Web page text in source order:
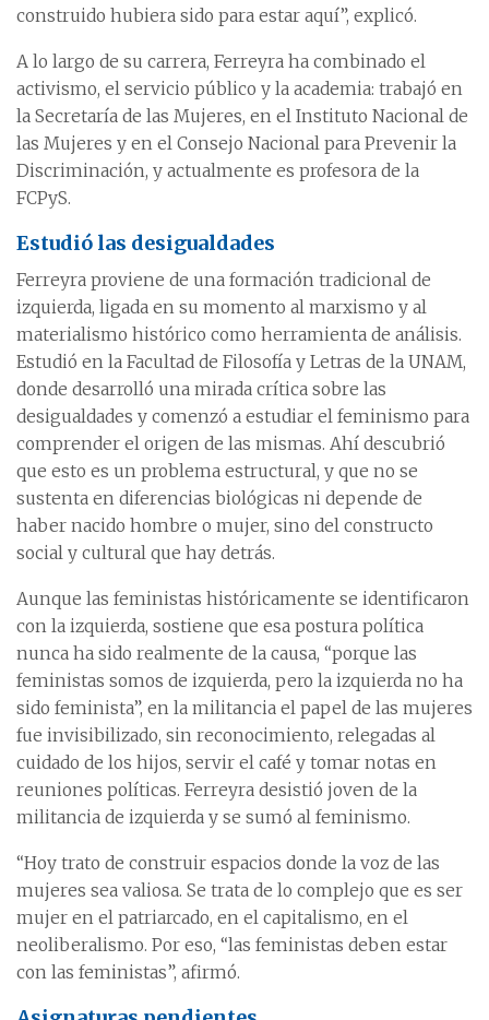
construido hubiera sido para estar aquí”, explicó.
A lo largo de su carrera, Ferreyra ha combinado el
activismo, el servicio público y la academia: trabajó en
la Secretaría de las Mujeres, en el Instituto Nacional de
las Mujeres y en el Consejo Nacional para Prevenir la
Discriminación, y actualmente es profesora de la
FCPyS.
Estudió las desigualdades
Ferreyra proviene de una formación tradicional de
izquierda, ligada en su momento al marxismo y al
materialismo histórico como herramienta de análisis.
Estudió en la Facultad de Filosofía y Letras de la UNAM,
donde desarrolló una mirada crítica sobre las
desigualdades y comenzó a estudiar el feminismo para
comprender el origen de las mismas. Ahí descubrió
que esto es un problema estructural, y que no se
sustenta en diferencias biológicas ni depende de
haber nacido hombre o mujer, sino del constructo
social y cultural que hay detrás.
Aunque las feministas históricamente se identificaron
con la izquierda, sostiene que esa postura política
nunca ha sido realmente de la causa, “porque las
feministas somos de izquierda, pero la izquierda no ha
sido feminista”, en la militancia el papel de las mujeres
fue invisibilizado, sin reconocimiento, relegadas al
cuidado de los hijos, servir el café y tomar notas en
reuniones políticas. Ferreyra desistió joven de la
militancia de izquierda y se sumó al feminismo.
“Hoy trato de construir espacios donde la voz de las
mujeres sea valiosa. Se trata de lo complejo que es ser
mujer en el patriarcado, en el capitalismo, en el
neoliberalismo. Por eso, “las feministas deben estar
con las feministas”, afirmó.